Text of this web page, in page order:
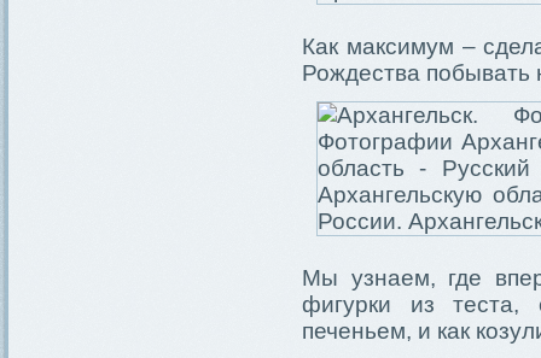
Как максимум –
Рождества побывать
Мы узнаем, где
фигурки из теста,
печеньем, и как